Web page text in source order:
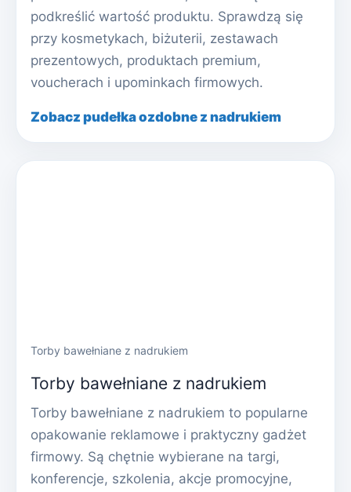
podkreślić wartość produktu. Sprawdzą się
przy kosmetykach, biżuterii, zestawach
prezentowych, produktach premium,
voucherach i upominkach firmowych.
Zobacz pudełka ozdobne z nadrukiem
Torby bawełniane z nadrukiem
Torby bawełniane z nadrukiem
Torby bawełniane z nadrukiem to popularne
opakowanie reklamowe i praktyczny gadżet
firmowy. Są chętnie wybierane na targi,
konferencje, szkolenia, akcje promocyjne,